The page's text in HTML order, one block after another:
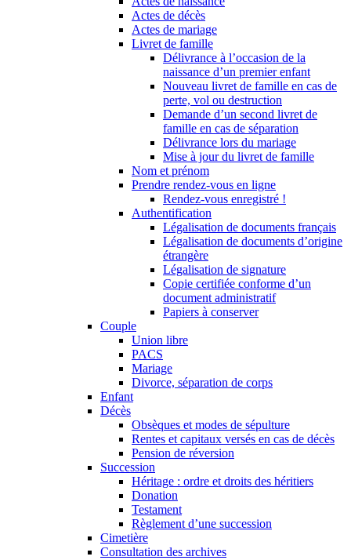
Actes de décès
Actes de mariage
Livret de famille
Délivrance à l’occasion de la
naissance d’un premier enfant
Nouveau livret de famille en cas de
perte, vol ou destruction
Demande d’un second livret de
famille en cas de séparation
Délivrance lors du mariage
Mise à jour du livret de famille
Nom et prénom
Prendre rendez-vous en ligne
Rendez-vous enregistré !
Authentification
Légalisation de documents français
Légalisation de documents d’origine
étrangère
Légalisation de signature
Copie certifiée conforme d’un
document administratif
Papiers à conserver
Couple
Union libre
PACS
Mariage
Divorce, séparation de corps
Enfant
Décès
Obsèques et modes de sépulture
Rentes et capitaux versés en cas de décès
Pension de réversion
Succession
Héritage : ordre et droits des héritiers
Donation
Testament
Règlement d’une succession
Cimetière
Consultation des archives